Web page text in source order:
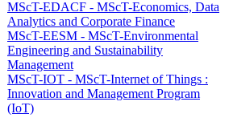
MScT-EDACF - MScT-Economics, Data
Analytics and Corporate Finance
MScT-EESM - MScT-Environmental
Engineering and Sustainability
Management
MScT-IOT - MScT-Internet of Things :
Innovation and Management Program
(IoT)